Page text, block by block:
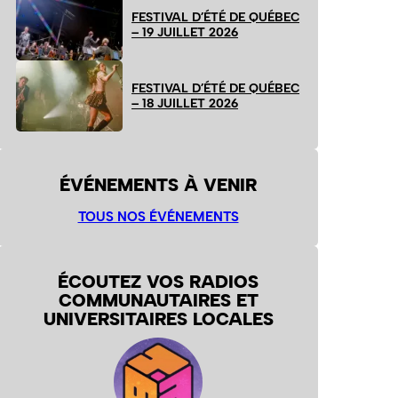
FESTIVAL D’ÉTÉ DE QUÉBEC
– 19 JUILLET 2026
FESTIVAL D’ÉTÉ DE QUÉBEC
– 18 JUILLET 2026
ÉVÉNEMENTS À VENIR
TOUS NOS ÉVÉNEMENTS
ÉCOUTEZ VOS RADIOS
COMMUNAUTAIRES ET
UNIVERSITAIRES LOCALES